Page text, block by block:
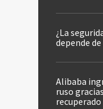
¿La
depende
Alibaba
ruso
recuperado